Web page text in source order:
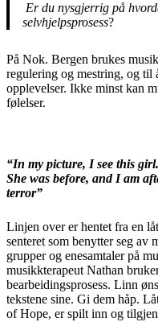
Er du nysgjerrig på
selvhjelpsprosess?
På Nok. Bergen brukes
regulering og mestring, og til
opplevelser. Ikke minst kan
følelser.
“In my picture, I see this
She was before, and I am
terror”
Linjen over er hentet fra en
senteret som benytter seg av
grupper og enesamtaler på
musikkterapeut Nathan
bearbeidingsprosess. Linn
tekstene sine. Gi dem håp.
of Hope, er spilt inn og